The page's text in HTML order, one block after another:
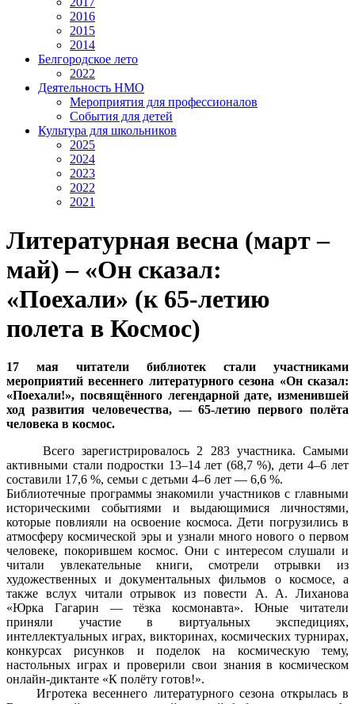
2016
2015
2014
Белгородское лето
2022
Деятельность НМО
Мероприятия для профессионалов
События для детей
Культура для школьников
2025
2024
2023
2022
2021
Литературная весна (март –
май) – «Он сказал:
«Поехали» (к 65-летию
полета в Космос)
17 мая читатели библиотек стали участниками
мероприятий весеннего литературного сезона «Он сказал:
«Поехали!», посвящённого легендарной дате, изменившей
ход развития человечества, — 65-летию первого полёта
человека в космос.
Всего зарегистрировалось 2 283 участника. Самыми
активными стали подростки 13–14 лет (68,7 %), дети 4–6 лет
составили 17,6 %, семьи с детьми 4–6 лет — 6,6 %.
Библиотечные программы знакомили участников с главными
историческими событиями и выдающимися личностями,
которые повлияли на освоение космоса. Дети погрузились в
атмосферу космической эры и узнали много нового о первом
человеке, покорившем космос. Они с интересом слушали и
читали увлекательные книги, смотрели отрывки из
художественных и документальных фильмов о космосе, а
также вслух читали отрывок из повести А. А. Лиханова
«Юрка Гагарин — тёзка космонавта». Юные читатели
приняли участие в виртуальных экспедициях,
интеллектуальных играх, викторинах, космических турнирах,
конкурсах рисунков и поделок на космическую тему,
настольных играх и проверили свои знания в космическом
онлайн-диктанте «К полёту готов!».
Игротека весеннего литературного сезона открылась в